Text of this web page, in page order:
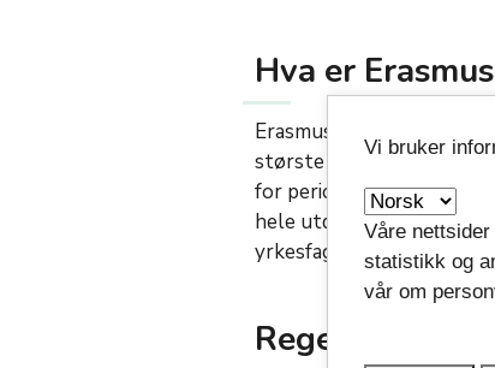
Hva er
Erasmus+ er EUs
største
for perioden 2021-2027.
hele utdanningsløpet:
yrkesfaglig utdanning
Regeringen
Vi bruker
Våre
statistikk og
vår om